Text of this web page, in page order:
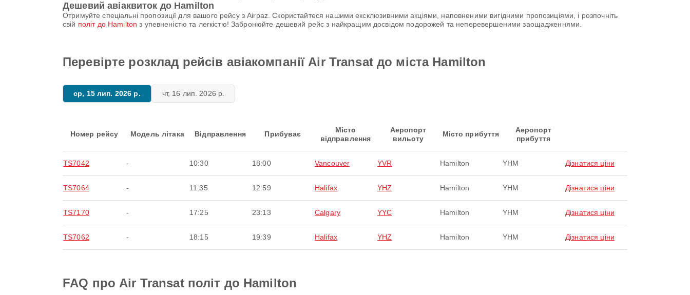
Дешевий авіаквиток до Hamilton
Отримуйте спеціальні пропозиції для вашого рейсу з Airpaz. Скористайтеся нашими ексклюзивними акціями, наповненими вигідними пропозиціями, і розпочніть
свій політ до Hamilton з упевненістю та легкістю! Забронюйте дешевий рейс з найкращим досвідом подорожей та неперевершеними заощадженнями.
Перевірте розклад рейсів авіакомпанії Air Transat до міста Hamilton
ср, 15 лип. 2026 р. чт, 16 лип. 2026 р.
Номер рейсу Модель літака Відправлення Прибуває
Місто
відправлення
Аеропорт
вильоту
Місто прибуття
Аеропорт
прибуття
TS7042 - 10:30 18:00 Vancouver YVR Hamilton YHM Дізнатися ціни
TS7064 - 11:35 12:59 Halifax YHZ Hamilton YHM Дізнатися ціни
TS7170 - 17:25 23:13 Calgary YYC Hamilton YHM Дізнатися ціни
TS7062 - 18:15 19:39 Halifax YHZ Hamilton YHM Дізнатися ціни
FAQ про Air Transat політ до Hamilton